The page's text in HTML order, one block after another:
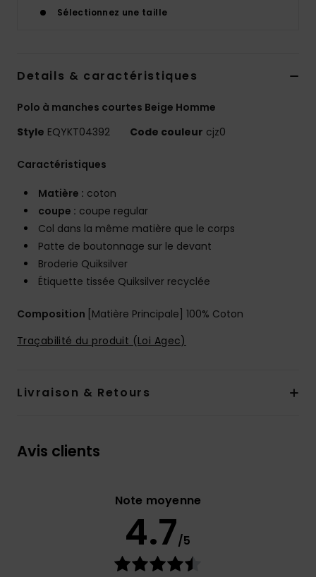
Sélectionnez une taille
Details & caractéristiques
Polo à manches courtes Beige Homme
Style EQYKT04392 Code couleur cjz0
Caractéristiques
Matière : coton
coupe : coupe regular
Col dans la même matière que le corps
Patte de boutonnage sur le devant
Broderie Quiksilver
Étiquette tissée Quiksilver recyclée
Composition [Matière Principale] 100% Coton
Traçabilité du produit (Loi Agec)
Livraison & Retours
Avis clients
Note moyenne
4.7/5